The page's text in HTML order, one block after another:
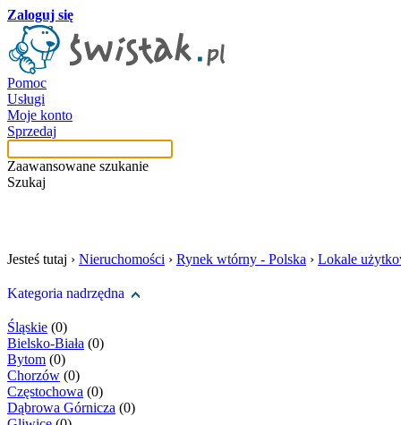
Zaloguj się
Pomoc
Usługi
Moje konto
Sprzedaj
Zaawansowane szukanie
Szukaj
Jesteś tutaj › Nieruchomości › Rynek wtórny - Polska › Lokale
Kategoria nadrzędna
Śląskie (0)
Bielsko-Biała (0)
Bytom (0)
Chorzów (0)
Częstochowa (0)
Dąbrowa Górnicza (0)